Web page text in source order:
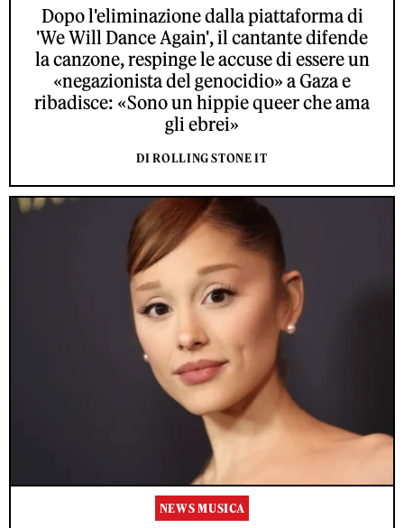
Dopo l'eliminazione dalla piattaforma di
'We Will Dance Again', il cantante difende
la canzone, respinge le accuse di essere un
«negazionista del genocidio» a Gaza e
ribadisce: «Sono un hippie queer che ama
gli ebrei»
DI ROLLING STONE IT
NEWS MUSICA